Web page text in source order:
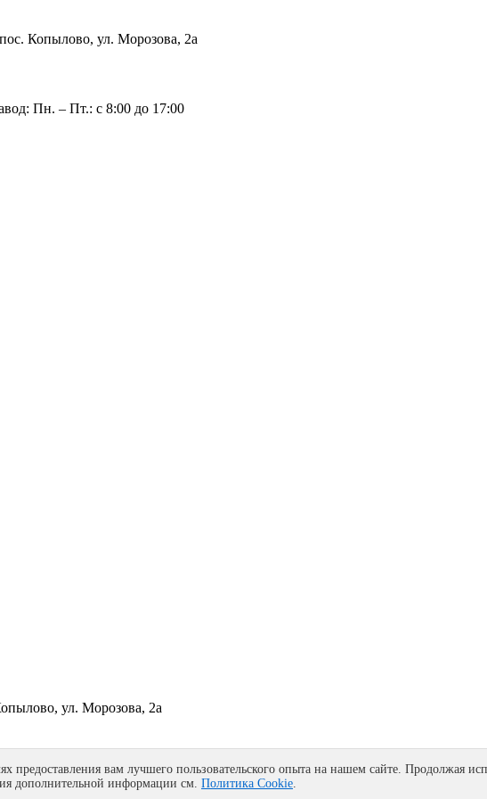
Копылово, ул. Морозова, 2а
Пн. – Пт.: с 8:00 до 17:00
ул. Морозова, 2а
вам лучшего пользовательского опыта на нашем сайте. Продолжая
дополнительной информации см. Политика Cookie.